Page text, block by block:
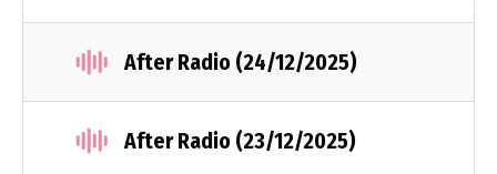
After Radio (24/12/2025)
After Radio (23/12/2025)